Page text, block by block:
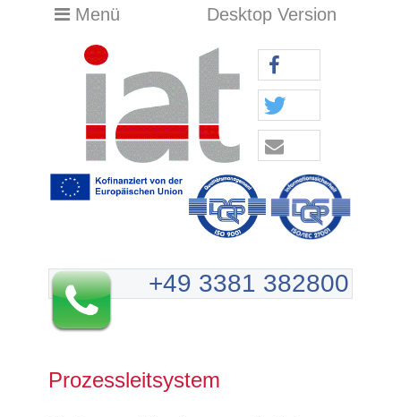
Menü Desktop Version
+49 3381 382800
Prozessleitsystem